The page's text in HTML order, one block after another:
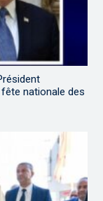
nationale des